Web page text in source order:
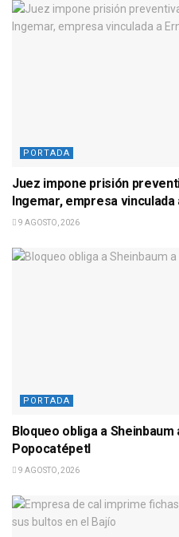
PORTADA
Juez impone prisión
Ingemar, empresa
9 AGOSTO, 2026
PORTADA
Bloqueo obliga a
Popocatépetl
9 AGOSTO, 2026